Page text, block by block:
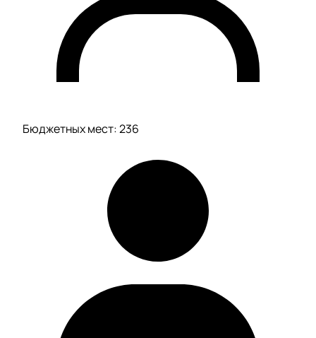
Бюджетных мест: 236